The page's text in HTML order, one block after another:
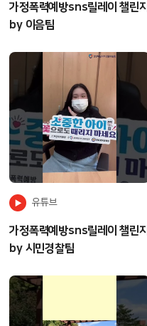
가정폭력예방sns릴레이 챌린지
by 이음팀
유튜브
가정폭력예방sns릴레이 챌린지
by 시민경찰팀